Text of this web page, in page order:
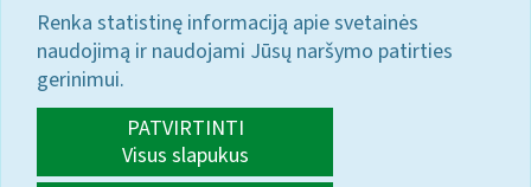
Renka statistinę informaciją apie svetainės
naudojimą ir naudojami Jūsų naršymo patirties
gerinimui.
PATVIRTINTI
Visus slapukus